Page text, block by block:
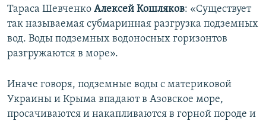
Тараса Шевченко Алексей Кошляков: «Существует
так называемая субмаринная разгрузка подземных
вод. Воды подземных водоносных горизонтов
разгружаются в море».
Иначе говоря, подземные воды с материковой
Украины и Крыма впадают в Азовское море,
просачиваются и накапливаются в горной породе и